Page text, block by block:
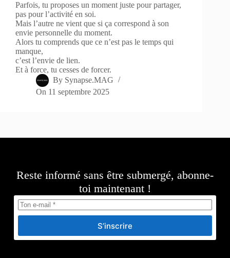
Parfois, tu proposes un moment juste pour partager,
pas pour l’activité en soi.
Mais l’autre ne vient que si ça correspond à son
envie personnelle du moment.
Alors tu comprends que ce n’est pas le temps qui
manque,
c’est l’envie de lien.
Et à force, tu cesses de forcer.
By Synapse.MAG
On 11 septembre 2025
Reste informé sans être submergé, abonne-
toi maintenant !
S’inscrire